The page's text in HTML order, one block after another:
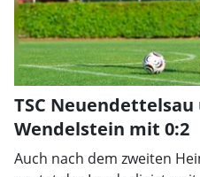
TSC
Wendelstein mit 0:2
Auch nach dem zweiten